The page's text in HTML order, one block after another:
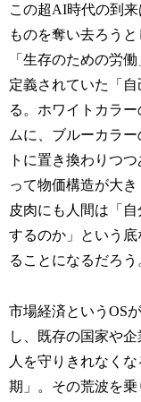
この超AI時代の到
ものを奪い去ろう
「生存のための労
定義されていた「
る。ホワイトカラ
ムに、ブルーカラ
トに置き換わりつ
って物価構造が大き
皮肉にも人間は「
するのか」という
ることになるだろう
市場経済というOS
し、既存の国家や
人を守りきれなく
期」。その荒波を乗